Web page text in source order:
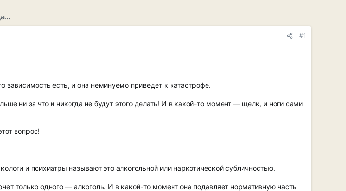
Раздел саморазвития в основах государственности
#1
зависимость есть, и она неминуемо приведет к катастрофе.
ни за что и никогда не будут этого делать! И в какой-то момент — щелк, и ноги сами
вопрос!
и психиатры называют это алкогольной или наркотической субличностью.
только одного — алкоголь. И в какой-то момент она подавляет нормативную часть